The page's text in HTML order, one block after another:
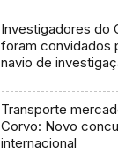
Investigadores do
foram convidados
navio de
Transporte
Corvo: Novo
internacional